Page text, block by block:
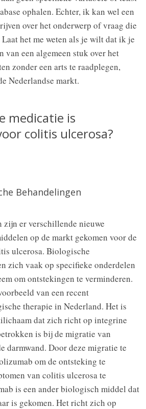
ophalen. Echter, ik kan wel een
over het onderwerp of vraag die
het me weten als je wilt dat ik je
van een algemeen stuk over het
zonder een arts te raadplegen,
Nederlandse markt.
medicatie is
colitis ulcerosa?
Behandelingen
zijn er verschillende nieuwe
op de markt gekomen voor de
ulcerosa. Biologische
zich vaak op specifieke onderdelen
om ontstekingen te verminderen.
van een recent
therapie in Nederland. Het is
dat zich richt op integrine
is bij de migratie van
darmwand. Door deze migratie te
om de ontsteking te
van colitis ulcerosa te
is een ander biologisch middel dat
is gekomen. Het richt zich op